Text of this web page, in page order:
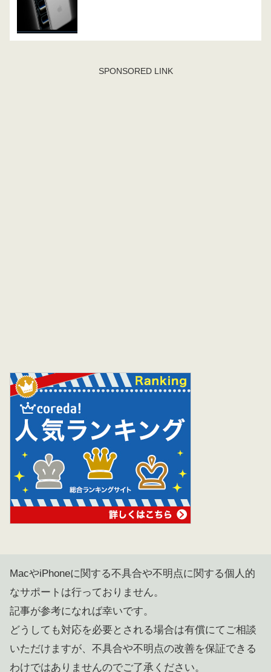
SPONSORED LINK
MacやiPhoneに関する不具合や不明点に関する個人的
なサポートは行っておりません。
記事が参考になれば幸いです。
どうしても対応を必要とされる場合は有償にてご相談
いただけますが、不具合や不明点の改善を保証できる
わけではありませんのでご了承ください。